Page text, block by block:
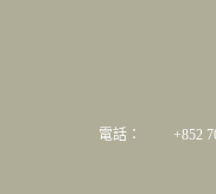
電話： +852
+852